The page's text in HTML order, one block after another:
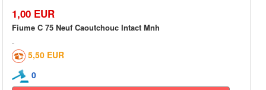
1,00 EUR
Fiume C 75 Neuf Caoutchouc Intact Mnh
5,50 EUR
0